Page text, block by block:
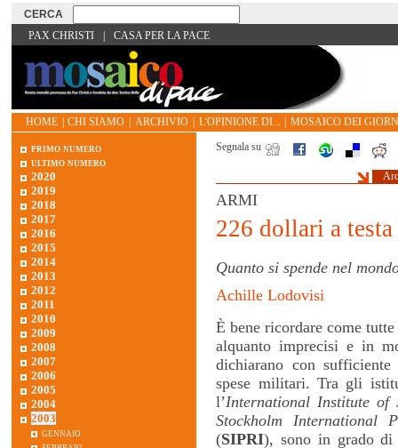
PAX CHRISTI CASA PER LA PACE
HOME CHI SIAMO ARCHIVIO L'OPINIONE DI...
MOSAICO DEI
Segnala su
ARMI
226 dollari a testa
Quanto si spende nel
Achille Lodovisi
È bene ricordare come
alquanto imprecisi e in
dichiarano con
spese militari. Tra gli
l’International Institute of
Stockholm International
(SIPRI), sono in grado di
primo numero
ultimo numero
2020
2019
2018
2017
2016
2015
2014
2013
2012
2011
2010
2009
2008
2007
2006
2005
2004
2003
gennaio